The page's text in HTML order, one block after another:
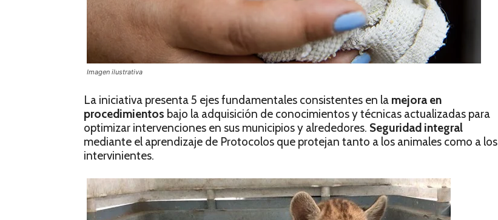
Imagen ilustrativa
La iniciativa presenta 5 ejes fundamentales consistentes en la mejora en
procedimientos bajo la adquisición de conocimientos y técnicas actualizadas para
optimizar intervenciones en sus municipios y alrededores. Seguridad integral
mediante el aprendizaje de Protocolos que protejan tanto a los animales como a los
intervinientes.